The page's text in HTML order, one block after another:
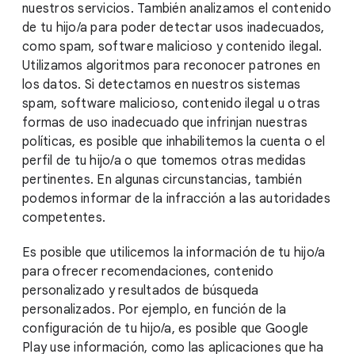
nuestros servicios. También analizamos el contenido
de tu hijo/a para poder detectar usos inadecuados,
como spam, software malicioso y contenido ilegal.
Utilizamos algoritmos para reconocer patrones en
los datos. Si detectamos en nuestros sistemas
spam, software malicioso, contenido ilegal u otras
formas de uso inadecuado que infrinjan nuestras
políticas, es posible que inhabilitemos la cuenta o el
perfil de tu hijo/a o que tomemos otras medidas
pertinentes. En algunas circunstancias, también
podemos informar de la infracción a las autoridades
competentes.
Es posible que utilicemos la información de tu hijo/a
para ofrecer recomendaciones, contenido
personalizado y resultados de búsqueda
personalizados. Por ejemplo, en función de la
configuración de tu hijo/a, es posible que Google
Play use información, como las aplicaciones que ha